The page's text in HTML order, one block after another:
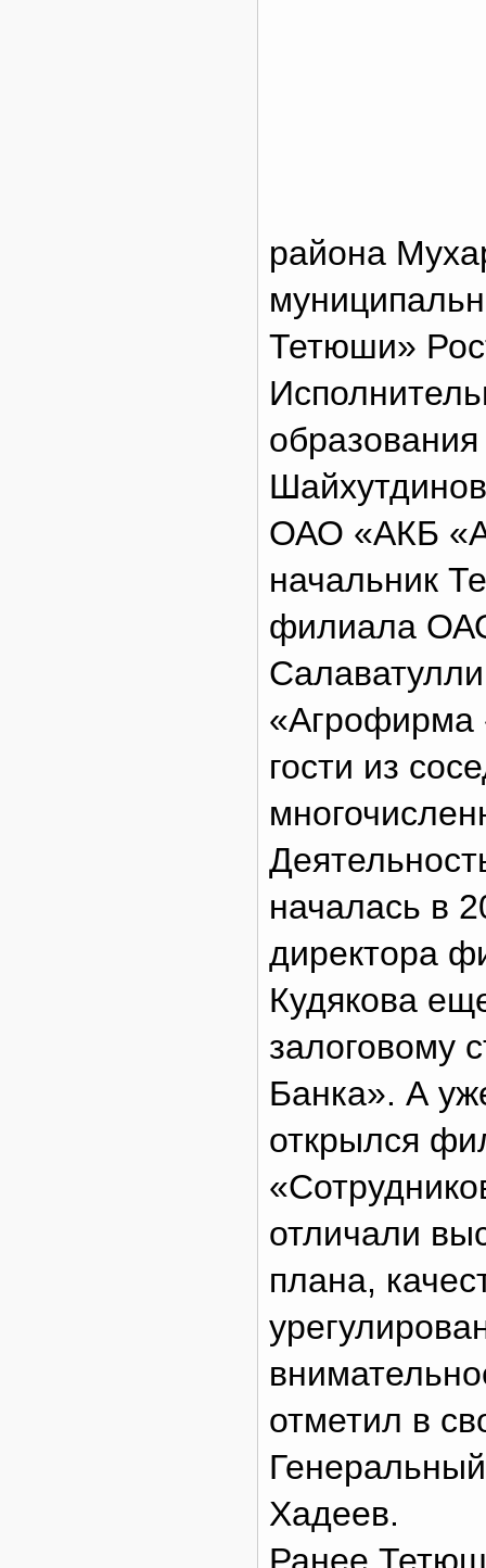
района
Тетюши»
ОАО «АКБ
начальник
филиала
«Агрофирма
гости из
началась в
директора
Кудякова
залоговому
Банка». А
открылся
отличали
плана,
отметил в
Хадеев.